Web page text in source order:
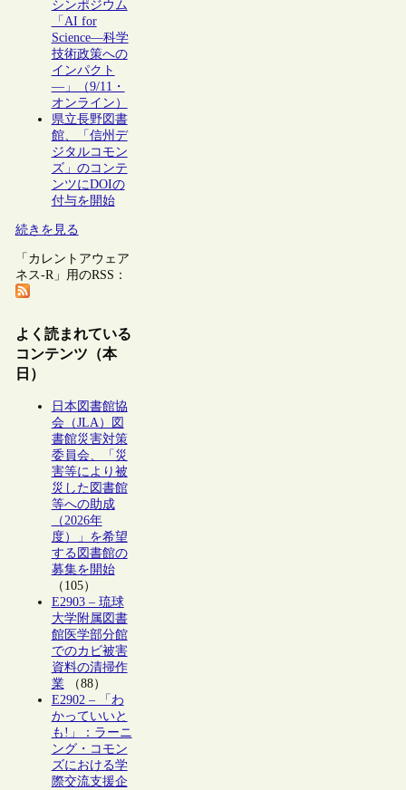
シンポジウム
「AI for
Science―科学
技術政策への
インパクト
―」（9/11・
オンライン）
県立長野図書
館、「信州デ
ジタルコモン
ズ」のコンテ
ンツにDOIの
付与を開始
続きを見る
「カレントアウェア
ネス-R」用のRSS：
よく読まれている
コンテンツ（本
日）
日本図書館協
会（JLA）図
書館災害対策
委員会、「災
害等により被
災した図書館
等への助成
（2026年
度）」を希望
する図書館の
募集を開始
（105）
E2903 – 琉球
大学附属図書
館医学部分館
でのカビ被害
資料の清掃作
業（88）
E2902 – 「わ
かっていいと
も!」：ラーニ
ング・コモン
ズにおける学
際交流支援企